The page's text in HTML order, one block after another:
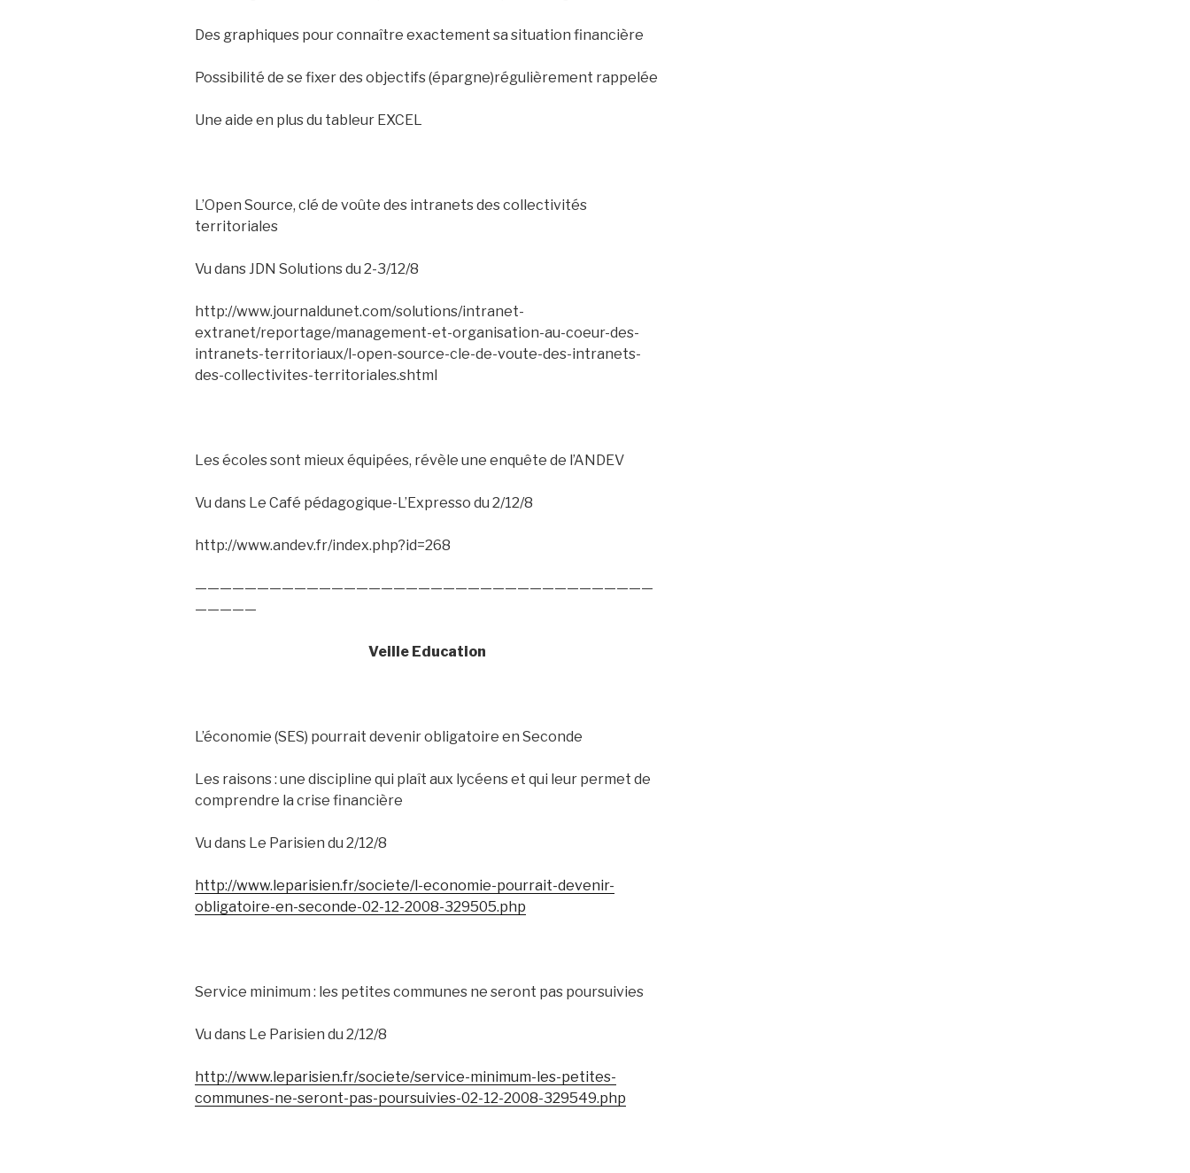
Des graphiques pour connaître exactement sa situation financière
Possibilité de se fixer des objectifs (épargne)régulièrement rappelée
Une aide en plus du tableur EXCEL
L’Open Source, clé de voûte des intranets des collectivités
territoriales
Vu dans JDN Solutions du 2-3/12/8
http://www.journaldunet.com/solutions/intranet-
extranet/reportage/management-et-organisation-au-coeur-des-
intranets-territoriaux/l-open-source-cle-de-voute-des-intranets-
des-collectivites-territoriales.shtml
Les écoles sont mieux équipées, révèle une enquête de l’ANDEV
Vu dans Le Café pédagogique-L’Expresso du 2/12/8
http://www.andev.fr/index.php?id=268
—————————————————————————————————————
—————
Veille Education
L’économie (SES) pourrait devenir obligatoire en Seconde
Les raisons : une discipline qui plaît aux lycéens et qui leur permet de
comprendre la crise financière
Vu dans Le Parisien du 2/12/8
http://www.leparisien.fr/societe/l-economie-pourrait-devenir-
obligatoire-en-seconde-02-12-2008-329505.php
Service minimum : les petites communes ne seront pas poursuivies
Vu dans Le Parisien du 2/12/8
http://www.leparisien.fr/societe/service-minimum-les-petites-
communes-ne-seront-pas-poursuivies-02-12-2008-329549.php